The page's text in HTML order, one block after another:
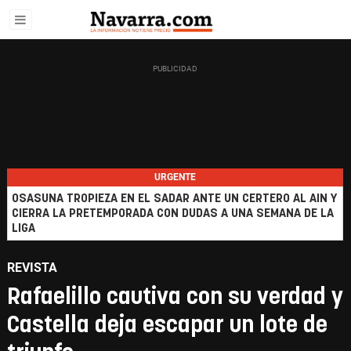
URGENTE
OSASUNA TROPIEZA EN EL SADAR ANTE UN CERTERO AL AIN Y
CIERRA LA PRETEMPORADA CON DUDAS A UNA SEMANA DE LA
LIGA
REVISTA
Rafaelillo cautiva con su verdad y
Castella deja escapar un lote de